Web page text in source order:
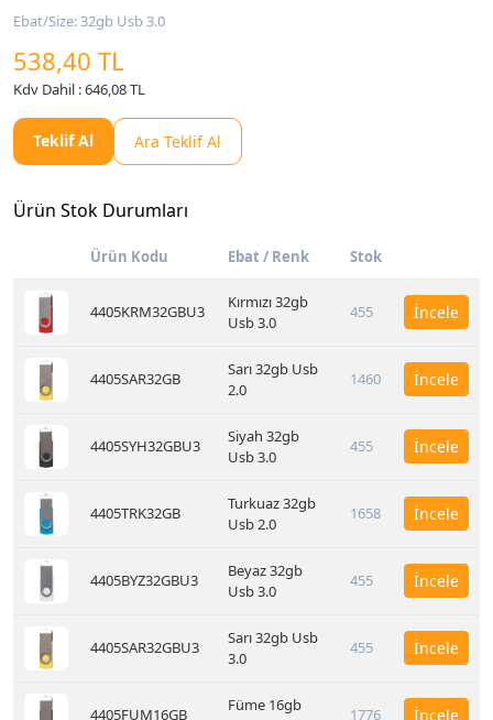
Ebat/Size: 32gb Usb 3.0
538,40 TL
Kdv Dahil : 646,08 TL
Teklif Al Ara Teklif Al
Ürün Stok Durumları
Ürün Kodu Ebat / Renk Stok
4405KRM32GBU3
Kırmızı 32gb
Usb 3.0
455 İncele
4405SAR32GB
Sarı 32gb Usb
2.0
1460 İncele
4405SYH32GBU3
Siyah 32gb
Usb 3.0
455 İncele
4405TRK32GB
Turkuaz 32gb
Usb 2.0
1658 İncele
4405BYZ32GBU3
Beyaz 32gb
Usb 3.0
455 İncele
4405SAR32GBU3
Sarı 32gb Usb
3.0
455 İncele
4405FUM16GB
Füme 16gb
1776 İncele